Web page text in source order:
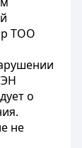
ТОО
о
не